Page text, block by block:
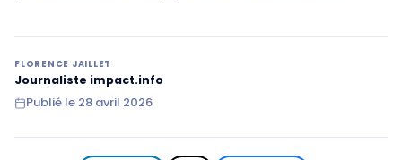
FLORENCE JAILLET
Journaliste impact.info
Publié le 28 avril 2026